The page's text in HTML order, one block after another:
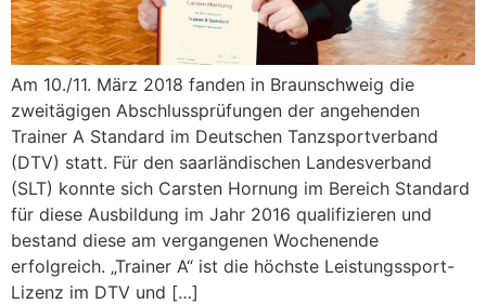
Am 10./11. März 2018 fanden in Braunschweig die
zweitägigen Abschlussprüfungen der angehenden
Trainer A Standard im Deutschen Tanzsportverband
(DTV) statt. Für den saarländischen Landesverband
(SLT) konnte sich Carsten Hornung im Bereich Standard
für diese Ausbildung im Jahr 2016 qualifizieren und
bestand diese am vergangenen Wochenende
erfolgreich. „Trainer A“ ist die höchste Leistungssport-
Lizenz im DTV und […]